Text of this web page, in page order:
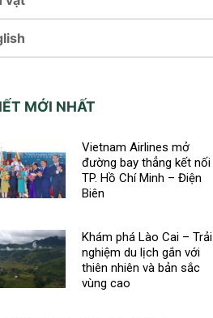
MỚI NHẤT
Vietnam Airlines mở
đường bay thẳng kết nối
TP. Hồ Chí Minh – Điện
Biên
Khám phá Lào Cai – Trải
nghiệm du lịch gắn với
thiên nhiên và bản sắc
vùng cao